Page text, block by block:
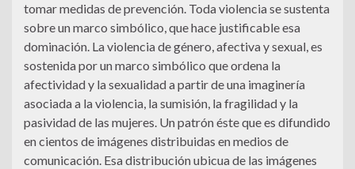
tomar medidas de prevención. Toda violencia se sustenta
sobre un marco simbólico, que hace justificable esa
dominación. La violencia de género, afectiva y sexual, es
sostenida por un marco simbólico que ordena la
afectividad y la sexualidad a partir de una imaginería
asociada a la violencia, la sumisión, la fragilidad y la
pasividad de las mujeres. Un patrón éste que es difundido
en cientos de imágenes distribuidas en medios de
comunicación. Esa distribución ubicua de las imágenes